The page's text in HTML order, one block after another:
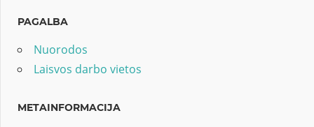
PAGALBA
Nuorodos
Laisvos darbo vietos
METAINFORMACIJA